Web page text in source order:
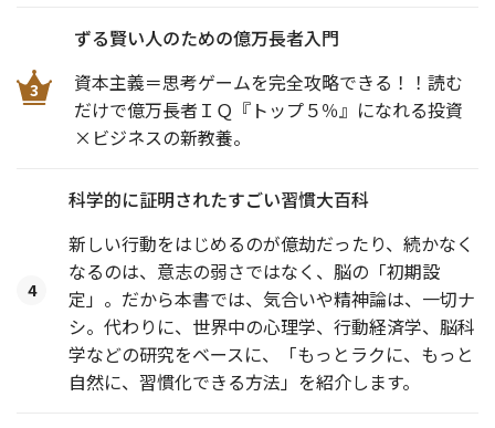
3
ずる賢い人のための億万長者入門
資本主義＝思考ゲームを完全攻略できる！！読む
だけで億万長者ＩＱ『トップ５％』になれる投資
×ビジネスの新教養。
4
科学的に証明されたすごい習慣大百科
新しい行動をはじめるのが億劫だったり、続かなく
なるのは、意志の弱さではなく、脳の「初期設
定」。だから本書では、気合いや精神論は、一切ナ
シ。代わりに、世界中の心理学、行動経済学、脳科
学などの研究をベースに、「もっとラクに、もっと
自然に、習慣化できる方法」を紹介します。